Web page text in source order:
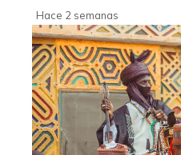
Hace 2 semanas